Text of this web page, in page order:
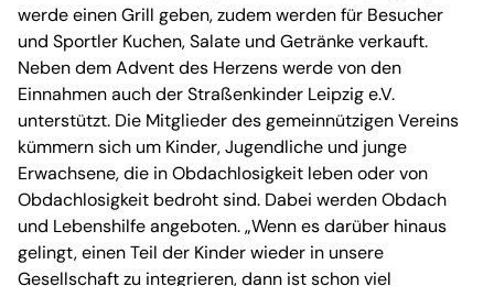
werde einen Grill geben, zudem werden für Besucher
und Sportler Kuchen, Salate und Getränke verkauft.
Neben dem Advent des Herzens werde von den
Einnahmen auch der Straßenkinder Leipzig e.V.
unterstützt. Die Mitglieder des gemeinnützigen Vereins
kümmern sich um Kinder, Jugendliche und junge
Erwachsene, die in Obdachlosigkeit leben oder von
Obdachlosigkeit bedroht sind. Dabei werden Obdach
und Lebenshilfe angeboten. „Wenn es darüber hinaus
gelingt, einen Teil der Kinder wieder in unsere
Gesellschaft zu integrieren, dann ist schon viel